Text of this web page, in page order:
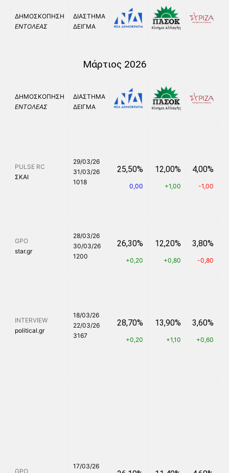
ΔΗΜΟΣΚΟΠΗΣΗ
ΕΝΤΟΛΕΑΣ
ΔΙΑΣΤΗΜΑ
ΔΕΙΓΜΑ
Μάρτιος 2026
ΔΗΜΟΣΚΟΠΗΣΗ
ΕΝΤΟΛΕΑΣ
ΔΙΑΣΤΗΜΑ
ΔΕΙΓΜΑ
PULSE RC
ΣΚΑΙ
29/03/26
31/03/26
1018
25,50%
0,00
12,00%
+1,00
4,00%
-1,00
GPO
star.gr
28/03/26
30/03/26
1200
26,30%
+0,20
12,20%
+0,80
3,80%
-0,80
INTERVIEW
political.gr
18/03/26
22/03/26
3167
28,70%
+0,20
13,90%
+1,10
3,60%
+0,60
GPO
17/03/26